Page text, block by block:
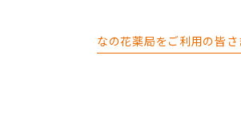
なの花薬局をご利用の皆さ